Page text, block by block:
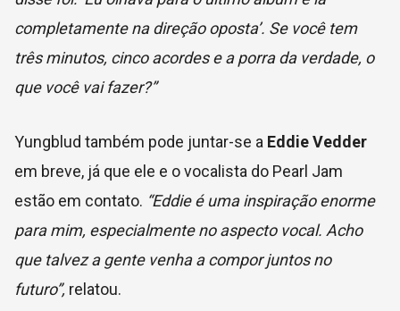
completamente na direção oposta’. Se você tem
três minutos, cinco acordes e a porra da verdade, o
que você vai fazer?”
Yungblud também pode juntar-se a Eddie Vedder
em breve, já que ele e o vocalista do Pearl Jam
estão em contato. “Eddie é uma inspiração enorme
para mim, especialmente no aspecto vocal. Acho
que talvez a gente venha a compor juntos no
futuro”, relatou.